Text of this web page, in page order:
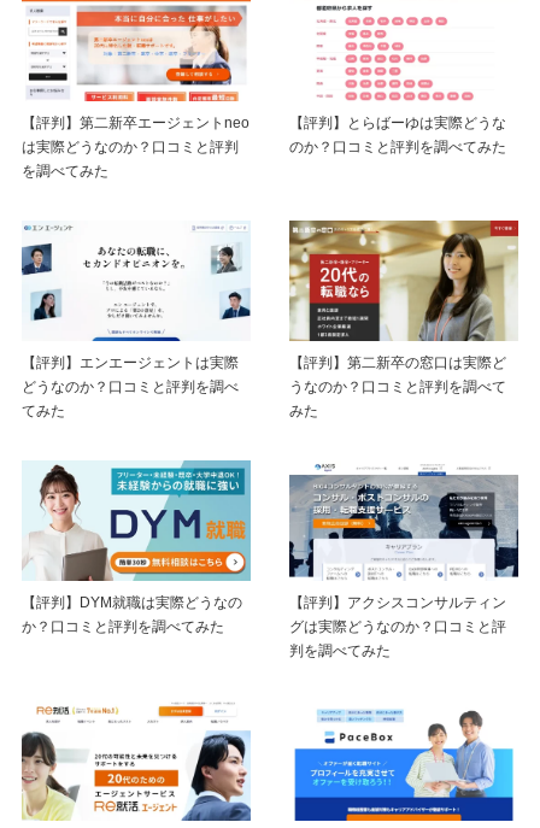
【評判】第二新卒エージェントneo
は実際どうなのか？口コミと評判
を調べてみた
【評判】とらばーゆは実際どうな
のか？口コミと評判を調べてみた
【評判】エンエージェントは実際
どうなのか？口コミと評判を調べ
てみた
【評判】第二新卒の窓口は実際ど
うなのか？口コミと評判を調べて
みた
【評判】DYM就職は実際どうなの
か？口コミと評判を調べてみた
【評判】アクシスコンサルティン
グは実際どうなのか？口コミと評
判を調べてみた